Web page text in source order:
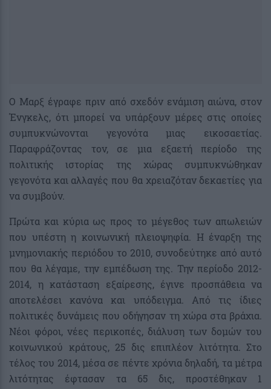
Ο Μαρξ έγραφε πριν από σχεδόν ενάμιση αιώνα, στον
Ένγκελς, ότι μπορεί να υπάρξουν μέρες στις οποίες
συμπυκνώνονται γεγονότα μιας εικοσαετίας.
Παραφράζοντας τον, σε μια εξαετή περίοδο της
πολιτικής ιστορίας της χώρας συμπυκνώθηκαν
γεγονότα και αλλαγές που θα χρειαζόταν δεκαετίες για
να συμβούν.
Πρώτα και κύρια ως προς το μέγεθος των απωλειών
που υπέστη η κοινωνική πλειοψηφία. Η έναρξη της
μνημονιακής περιόδου το 2010, συνοδεύτηκε από αυτό
που θα λέγαμε, την εμπέδωση της. Την περίοδο 2012-
2014, η κατάσταση εξαίρεσης, έγινε προσπάθεια να
αποτελέσει κανόνα και υπόδειγμα. Από τις ίδιες
πολιτικές δυνάμεις που οδήγησαν τη χώρα στα βράχια.
Νέοι φόροι, νέες περικοπές, διάλυση των δομών του
κοινωνικού κράτους, 25 δις επιπλέον λιτότητα. Στο
τέλος του 2014, μέσα σε πέντε χρόνια δηλαδή, τα μέτρα
λιτότητας έφτασαν τα 65 δις, προστέθηκαν 1